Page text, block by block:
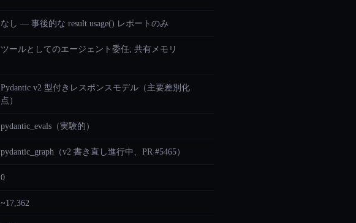
なし — 事後的な result.usage() レポートのみ
ツールとしてのエージェント委任; 共有メモリ
Pydantic v2 型付きレスポンスモデル（主要差別化
点）
pydantic_evals（実験的）
pydantic_graph（v2 書き直し進行中、PR #5465）
0
~17,362